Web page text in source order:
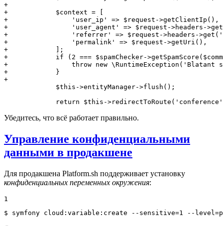
+
+            $context = [
+                'user_ip' => $request->getClientIp(),
+                'user_agent' => $request->headers-
+                'referrer' => $request->headers-
+                'permalink' => $request->getUri(),
+            ];
+            if (2 === $spamChecker-
+                throw new \RuntimeException('Blatant
+            }
+
             $this->entityManager->flush();
return $this-
Убедитесь, что всё работает правильно.
Управление конфиденциальными
данными в продакшене
Для продакшена Platform.sh поддерживает установку
конфиденциальных переменных окружения:
1
$ symfony cloud:variable:create --sensitive=1 --